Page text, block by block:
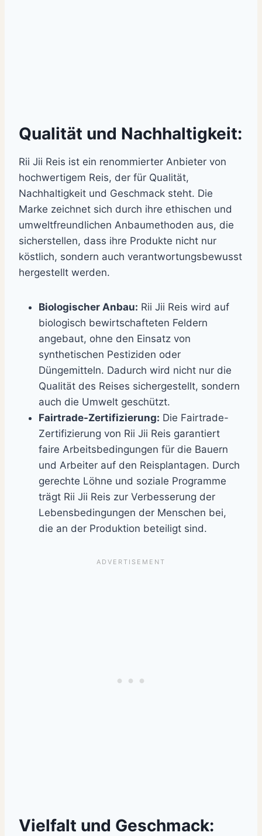
Qualität und Nachhaltigkeit:
Rii Jii Reis ist ein renommierter Anbieter von
hochwertigem Reis, der für Qualität,
Nachhaltigkeit und Geschmack steht. Die
Marke zeichnet sich durch ihre ethischen und
umweltfreundlichen Anbaumethoden aus, die
sicherstellen, dass ihre Produkte nicht nur
köstlich, sondern auch verantwortungsbewusst
hergestellt werden.
Biologischer Anbau: Rii Jii Reis wird auf
biologisch bewirtschafteten Feldern
angebaut, ohne den Einsatz von
synthetischen Pestiziden oder
Düngemitteln. Dadurch wird nicht nur die
Qualität des Reises sichergestellt, sondern
auch die Umwelt geschützt.
Fairtrade-Zertifizierung: Die Fairtrade-
Zertifizierung von Rii Jii Reis garantiert
faire Arbeitsbedingungen für die Bauern
und Arbeiter auf den Reisplantagen. Durch
gerechte Löhne und soziale Programme
trägt Rii Jii Reis zur Verbesserung der
Lebensbedingungen der Menschen bei,
die an der Produktion beteiligt sind.
Vielfalt und Geschmack: